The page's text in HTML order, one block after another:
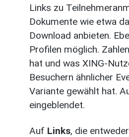
Links zu
Dokumente wie etwa
Download anbieten.
Profilen möglich.
hat und was XING-
Besuchern ähnlicher
Variante gewählt hat.
eingeblendet.
Auf Links, die